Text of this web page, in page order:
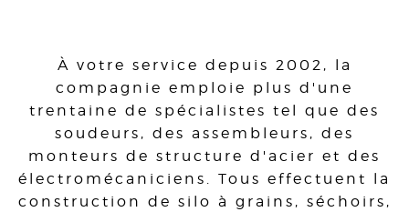
À votre service depuis 2002, la
compagnie emploie plus d'une
trentaine de spécialistes tel que des
soudeurs, des assembleurs, des
monteurs de structure d'acier et des
électromécaniciens. Tous effectuent la
construction de silo à grains, séchoirs,